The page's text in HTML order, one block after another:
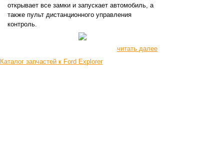
открывает все замки и запускает автомобиль, а
также пульт дистанционного управления
контроль.
читать далее
Каталог запчастей к Ford Explorer